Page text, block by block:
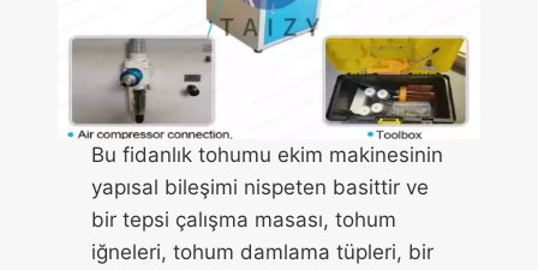
Bu fidanlık tohumu ekim makinesinin
yapısal bileşimi nispeten basittir ve
bir tepsi çalışma masası, tohum
iğneleri, tohum damlama tüpleri, bir